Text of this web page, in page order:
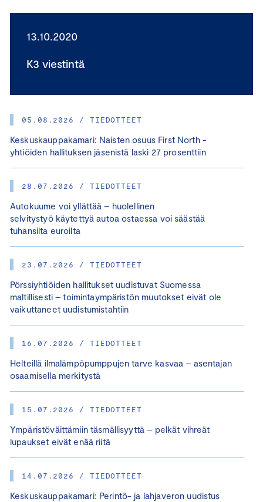
13.10.2020
K3 viestintä
05.08.2026 / TIEDOTTEET
Keskuskauppakamari: Naisten osuus First North -
yhtiöiden hallituksen jäsenistä laski 27 prosenttiin
28.07.2026 / TIEDOTTEET
Autokuume voi yllättää – huolellinen
selvitystyö käytettyä autoa ostaessa voi säästää
tuhansilta euroilta
23.07.2026 / TIEDOTTEET
Pörssiyhtiöiden hallitukset uudistuvat Suomessa
maltillisesti – toimintaympäristön muutokset eivät ole
vaikuttaneet uudistumistahtiin
16.07.2026 / TIEDOTTEET
Helteillä ilmalämpöpumppujen tarve kasvaa – asentajan
osaamisella merkitystä
15.07.2026 / TIEDOTTEET
Ympäristöväittämiin täsmällisyyttä – pelkät vihreät
lupaukset eivät enää riitä
14.07.2026 / TIEDOTTEET
Keskuskauppakamari: Perintö- ja lahjaveron uudistus